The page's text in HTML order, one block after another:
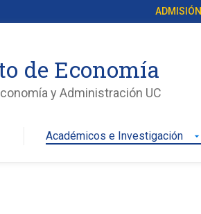
ADMISIÓN
de Economía
y Administración UC
Académicos e Investigación arrow_drop_down